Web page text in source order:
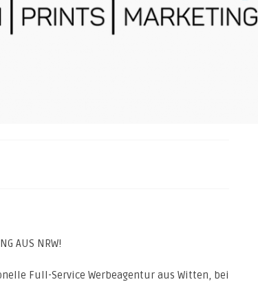
AUS NRW!
Full-Service Werbeagentur aus Witten, bei